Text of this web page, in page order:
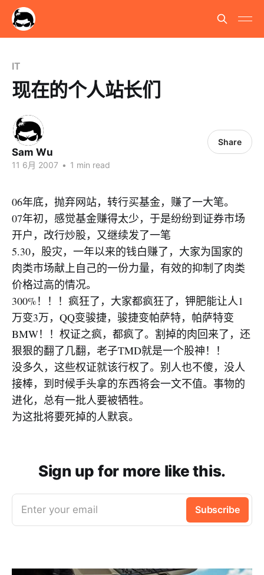
IT
现在的个人站长们
Sam Wu
11 6月 2007 • 1 min read
Share
06年底，抛弃网站，转行买基金，赚了一大笔。
07年初，感觉基金赚得太少，于是纷纷到证券市场
开户，改行炒股，又继续发了一笔
5.30，股灾，一年以来的钱白赚了，大家为国家的
肉类市场献上自己的一份力量，有效的抑制了肉类
价格过高的情况。
300%！！！疯狂了，大家都疯狂了，钾肥能让人1
万变3万，QQ变骏捷，骏捷变帕萨特，帕萨特变
BMW！！权证之疯，都疯了。割掉的肉回来了，还
狠狠的翻了几翻，老子TMD就是一个股神！！
没多久，这些权证就该行权了。别人也不傻，没人
接棒，到时候手头拿的东西将会一文不值。事物的
进化，总有一批人要被牺牲。
为这批将要死掉的人默哀。
Sign up for more like this.
Enter your email Subscribe